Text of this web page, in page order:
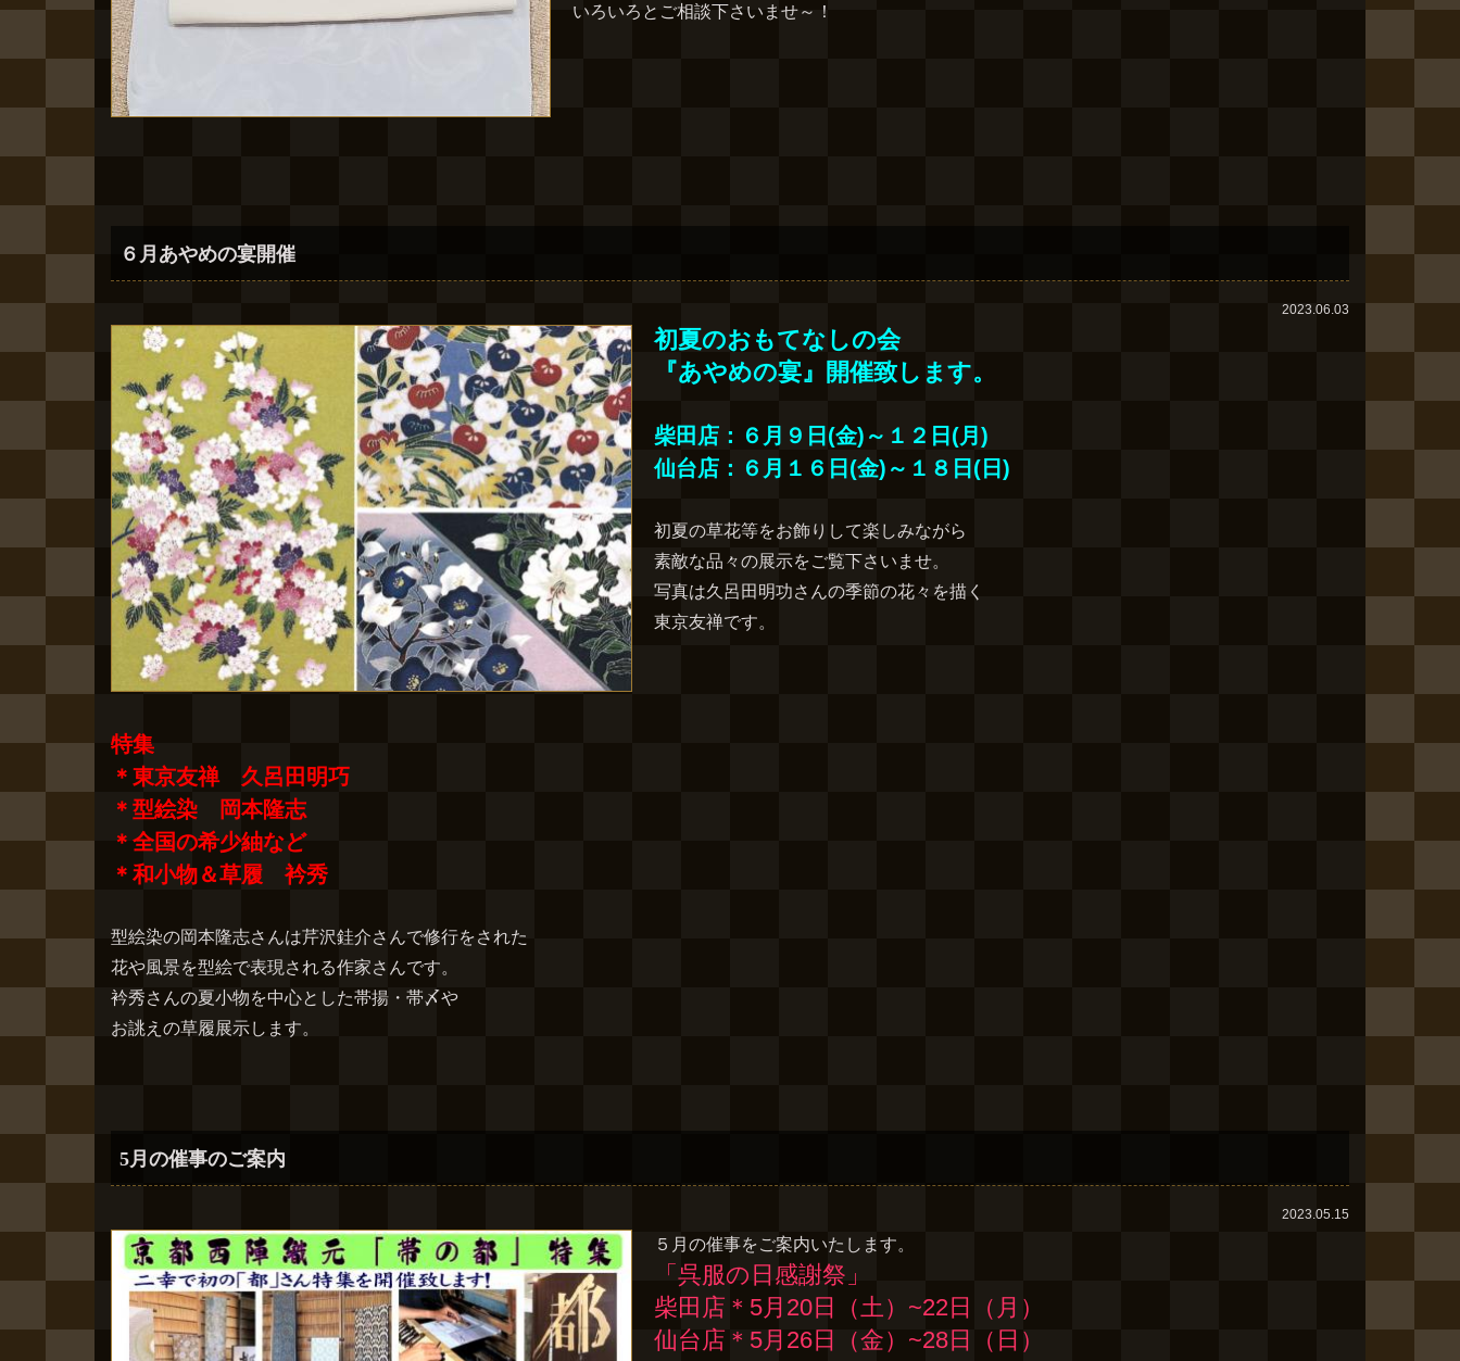
いろいろとご相談下さいませ～！
６月あやめの宴開催
2023.06.03
初夏のおもてなしの会
『あやめの宴』開催致します。
柴田店：６月９日(金)～１２日(月)
仙台店：６月１６日(金)～１８日(日)
初夏の草花等をお飾りして楽しみながら
素敵な品々の展示をご覧下さいませ。
写真は久呂田明功さんの季節の花々を描く
東京友禅です。
特集
＊東京友禅 久呂田明巧
＊型絵染 岡本隆志
＊全国の希少紬など
＊和小物＆草履 衿秀
型絵染の岡本隆志さんは芹沢銈介さんで修行をされた
花や風景を型絵で表現される作家さんです。
衿秀さんの夏小物を中心とした帯揚・帯〆や
お誂えの草履展示します。
5月の催事のご案内
2023.05.15
５月の催事をご案内いたします。
「呉服の日感謝祭」
柴田店＊5月20日（土）~22日（月）
仙台店＊5月26日（金）~28日（日）